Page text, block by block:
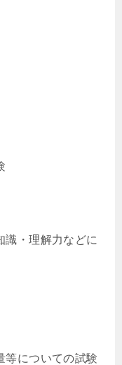
識・理解力などに
等についての試験